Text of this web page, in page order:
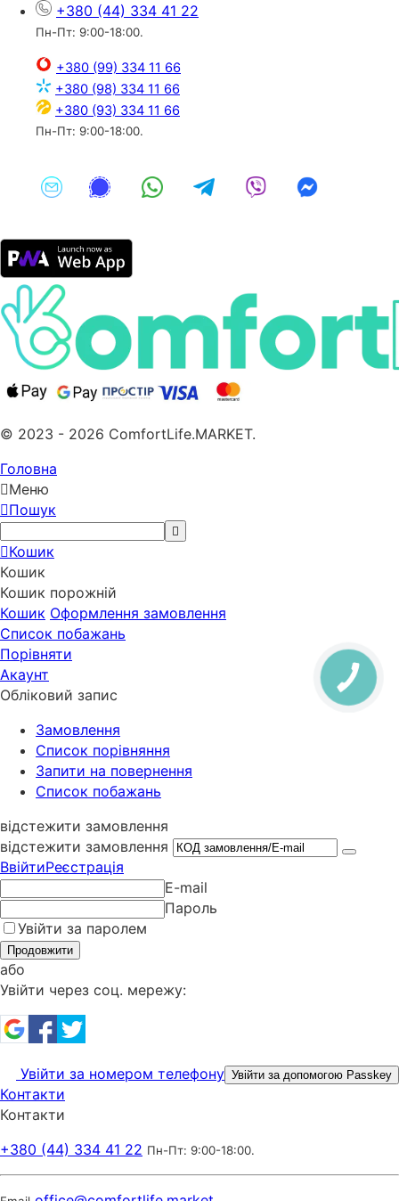
+380 (44) 334 41 22
Пн-Пт: 9:00-18:00.
+380 (99) 334 11 66
+380 (98) 334 11 66
+380 (93) 334 11 66
Пн-Пт: 9:00-18:00.
© 2023 - 2026 ComfortLife.MARKET.
Головна
Меню
Пошук
Кошик
Кошик
Кошик порожній
Кошик Оформлення замовлення
Список побажань
Порівняти
Акаунт
Обліковий запис
Замовлення
Cписок порівняння
Запити на повернення
Список побажань
відстежити замовлення
відстежити замовлення
ВвійтиРеєстрація
E-mail
Пароль
Увійти за паролем
Продовжити
або
Увійти через соц. мережу:
Увійти за номером телефону Увійти за допомогою Passkey
Контакти
Контакти
+380 (44) 334 41 22 Пн-Пт: 9:00-18:00.